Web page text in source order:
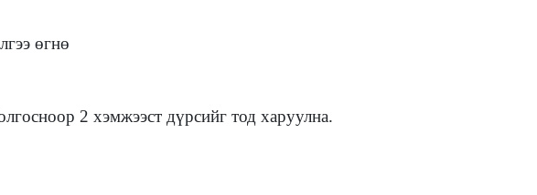
өгнө
2 хэмжээст дүрсийг тод харуулна.